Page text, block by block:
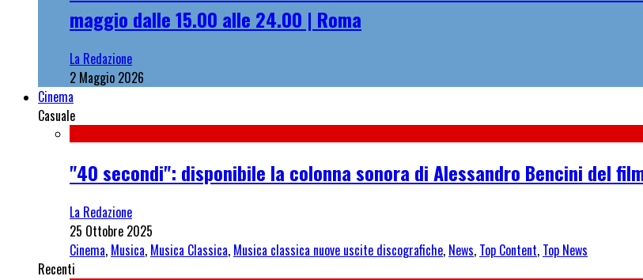
maggio dalle 15.00 alle 24.00 | Roma
La Redazione
2 Maggio 2026
Cinema
Casuale
"40 secondi": disponibile la colonna sonora di Alessandro Bencini del
La Redazione
25 Ottobre 2025
Cinema, Musica, Musica Classica, Musica classica nuove uscite discografiche, News, Top Content, Top News
Recenti